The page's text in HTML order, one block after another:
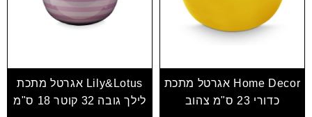
Home Decor אגרטל מתכת
כדורי 23 ס"מ צהוב
Lily&Lotus אגרטל מתכת
לילך גובה 32 קוטר 18 ס"מ